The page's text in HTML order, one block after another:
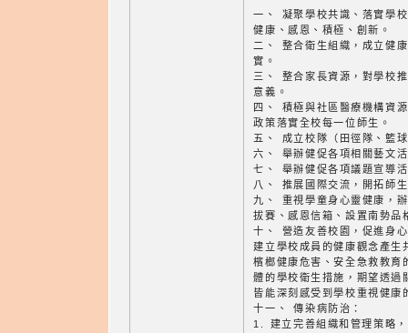
一、 凝聚學校共識、落實學
健康、感恩、積極、創新。
二、 整合衛生組織，成立健
實。
三、 整合家長資源，對學校
意義。
四、 積極與社區醫療機構資
政策落實全校每一位師生。
五、 成立校隊（田徑隊、籃
六、 舉辦健促各項相關藝文
七、 舉辦健促各項議題宣導
八、 推展國際交流，開拓師
九、 重視學童身心靈健康，
拔賽、感恩信箱、設置南勢品
十、 營造友善校園，促進身
建立學校成員的健康觀念產生
檳榔健康危害、安全急救教育
體的學校衛生措施，期望透過
皆能深刻感受到學校重視健康
十一、 傳染病防治：
1. 建立完善組織和管理策略